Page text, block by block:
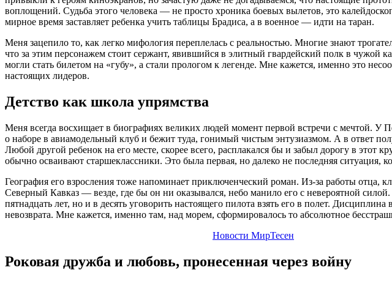
воплощений. Судьба этого человека — не просто хроника боевых вылетов, это
мирное время заставляет ребенка учить таблицы Брадиса, а в военное — идти на таран.
Меня зацепило то, как легко мифология переплелась с реальностью. Многие знают
что за этим персонажем стоит сержант, явившийся в элитный гвардейский полк в чужой
могли стать билетом на «губу», а стали прологом к легенде. Мне кажется, именно это
настоящих лидеров.
Детство как школа упрямства
Меня всегда восхищает в биографиях великих людей момент первой встречи с мечтой. У
о наборе в авиамодельный клуб и бежит туда, гонимый чистым энтузиазмом. А в ответ
Любой другой ребенок на его месте, скорее всего, расплакался бы и забыл дорогу в
обычно осваивают старшеклассники. Это была первая, но далеко не последняя ситуация,
География его взросления тоже напоминает приключенческий роман. Из-за работы отца,
Северный Кавказ — везде, где бы он ни оказывался, небо манило его с невероятной
пятнадцать лет, но и в десять уговорить настоящего пилота взять его в полет.
невозврата. Мне кажется, именно там, над морем, сформировалось то абсолютное
Новости МирТесен
Роковая дружба и любовь, пронесенная через войну